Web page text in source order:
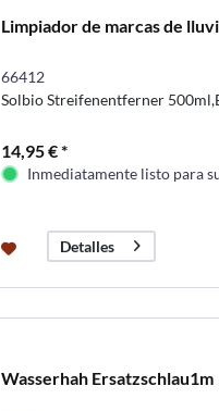
Limpiador de marcas de
66412
Solbio Streifenentferner
14,95 € *
Inmediatamente listo para
Detalles
Wasserhah Ersatzschlau1m